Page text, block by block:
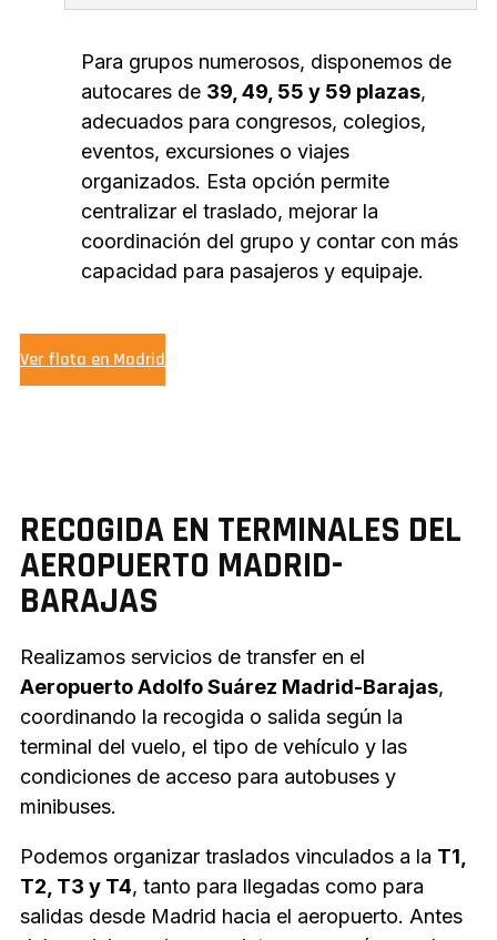
Para grupos numerosos, disponemos de
autocares de 39, 49, 55 y 59 plazas,
adecuados para congresos, colegios,
eventos, excursiones o viajes
organizados. Esta opción permite
centralizar el traslado, mejorar la
coordinación del grupo y contar con más
capacidad para pasajeros y equipaje.
Ver flota en Madrid
RECOGIDA EN TERMINALES DEL
AEROPUERTO MADRID-
BARAJAS
Realizamos servicios de transfer en el
Aeropuerto Adolfo Suárez Madrid-Barajas,
coordinando la recogida o salida según la
terminal del vuelo, el tipo de vehículo y las
condiciones de acceso para autobuses y
minibuses.
Podemos organizar traslados vinculados a la T1,
T2, T3 y T4, tanto para llegadas como para
salidas desde Madrid hacia el aeropuerto. Antes